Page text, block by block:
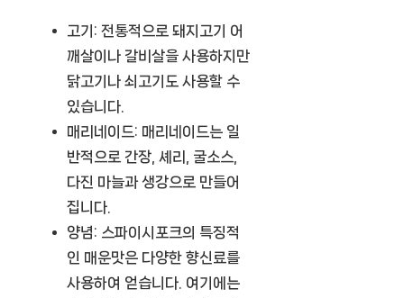
고기: 전통적으로 돼지고기 어
깨살이나 갈비살을 사용하지만
닭고기나 쇠고기도 사용할 수
있습니다.
매리네이드: 매리네이드는 일
반적으로 간장, 셰리, 굴소스,
다진 마늘과 생강으로 만들어
집니다.
양념: 스파이시포크의 특징적
인 매운맛은 다양한 향신료를
사용하여 얻습니다. 여기에는